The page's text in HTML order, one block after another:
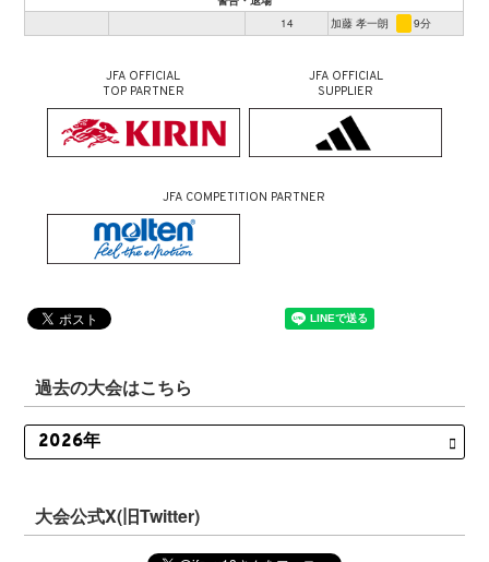
14
加藤 孝一朗 9分
JFA OFFICIAL
TOP PARTNER
JFA OFFICIAL
SUPPLIER
JFA COMPETITION PARTNER
過去の大会はこちら
大会公式X(旧Twitter)